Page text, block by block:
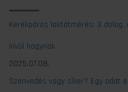
Kerékpáros laktátmérés: 3
kívül hagynak
2025.07.08.
Szenvedés vagy siker? Egy adat